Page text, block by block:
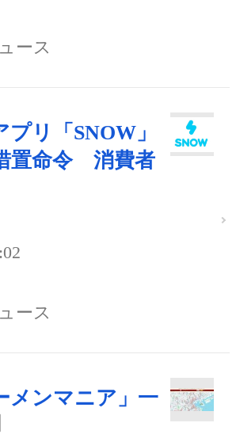
ース
リ「SNOW」
置命令 消費者
ース
メンマニア」一